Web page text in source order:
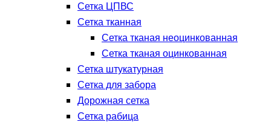
Сетка ЦПВС
Сетка тканная
Сетка тканая неоцинкованная
Сетка тканая оцинкованная
Сетка штукатурная
Сетка для забора
Дорожная сетка
Сетка рабица